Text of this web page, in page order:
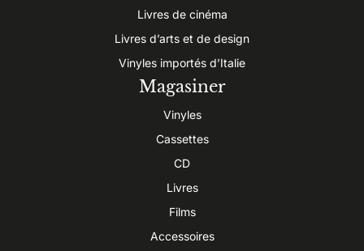
Livres de cinéma
Livres d’arts et de design
Vinyles importés d’Italie
Magasiner
Vinyles
Cassettes
CD
Livres
Films
Accessoires